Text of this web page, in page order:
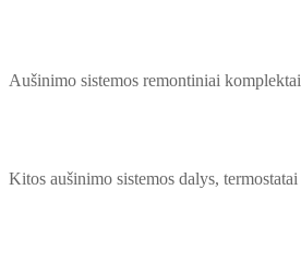
Aušinimo sistemos remontiniai komplektai
Kitos aušinimo sistemos dalys, termostatai